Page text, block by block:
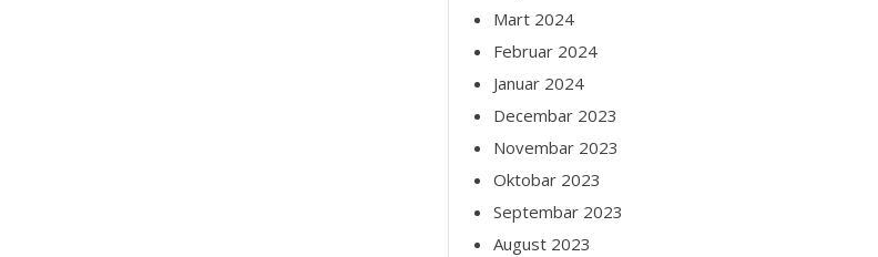
Mart 2024
Februar 2024
Januar 2024
Decembar 2023
Novembar 2023
Oktobar 2023
Septembar 2023
August 2023